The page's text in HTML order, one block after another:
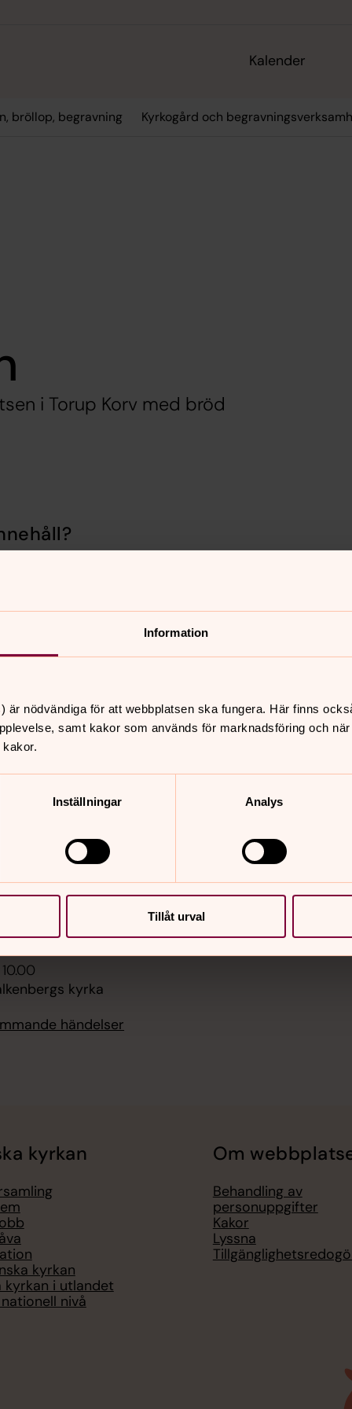
Information
är nödvändiga för att webbplatsen ska fungera. Här finns
samt kakor som används för marknadsföring och
Inställningar Analys
Tillåt urval
Kalender
bröllop, begravning Kyrkogård och
i Torup Korv med bröd
i Skrea, Skrea
kyrka
kyrka
händelser
Hitta snabbt
Lediga tjänster
Våra församlingar
Dop, konfirmation,
Diakoni i Falkenberg &
Barn, ungdom, familj
kyrkan
kyrkan
kyrkan i utlandet
nivå
Om
Behandling av
personuppgifter
Kakor
Lyssna